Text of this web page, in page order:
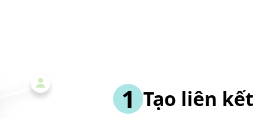
1 Tạo liên kết